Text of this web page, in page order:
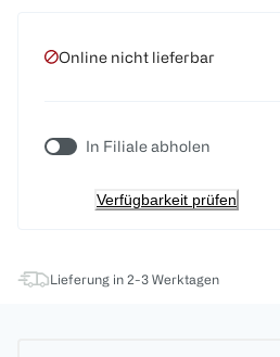
Online nicht lieferbar
In Filiale abholen
Verfügbarkeit prüfen
Lieferung in 2-3 Werktagen